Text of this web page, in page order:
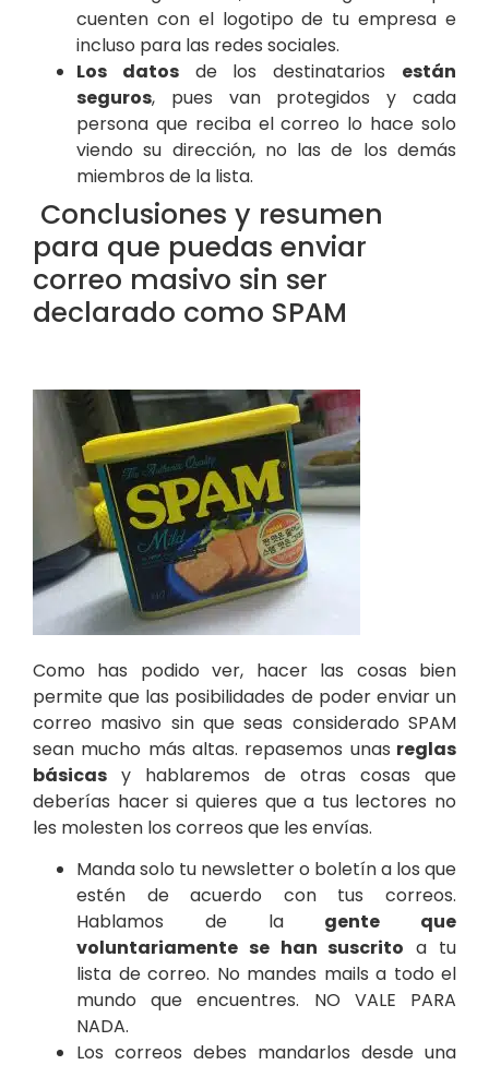
cuenten con el logotipo de tu empresa e
incluso para las redes sociales.
Los datosde los destinatarios están
seguros, pues van protegidos y cada
persona que reciba el correo lo hace solo
viendo su dirección, no las de los demás
miembros de la lista.
Conclusiones y resumen
para que puedas enviar
correo masivo sin ser
declarado como SPAM
Como has podido ver, hacer las cosas bien
permite que las posibilidades de poder enviar un
correo masivo sin que seas considerado SPAM
sean mucho más altas. repasemos unas reglas
básicas y hablaremos de otras cosas que
deberías hacer si quieres que a tus lectores no
les molesten los correos que les envías.
Manda solo tu newsletter o boletín a los que
estén de acuerdo con tus correos.
Hablamos de la gente que
voluntariamente se han suscrito a tu
lista de correo. No mandes mails a todo el
mundo que encuentres. NO VALE PARA
NADA.
Los correos debes mandarlos desde una